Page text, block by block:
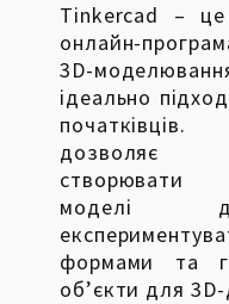
Tinkercad – це
онлайн-
3D-
ідеально
дозволяє
створювати
моделі
формами та
об’єкти для